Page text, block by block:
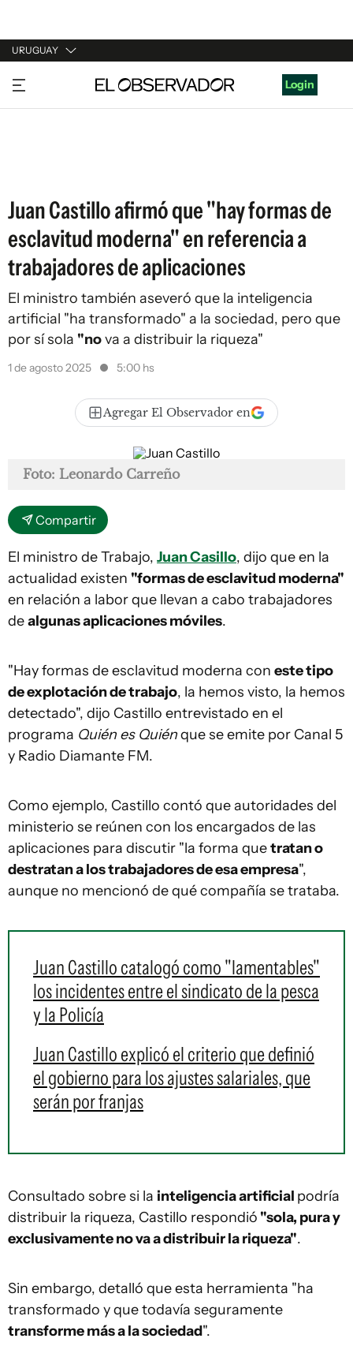
URUGUAY
URUGUAY
ARGENTINA
Login
Juan Castillo afirmó que "hay formas de
esclavitud moderna" en referencia a
trabajadores de aplicaciones
El ministro también aseveró que la inteligencia
artificial "ha transformado" a la sociedad, pero que
por sí sola "nova a distribuir la riqueza"
1 de agosto 2025 5:00 hs
Agregar El Observador en
Foto: Leonardo Carreño
Compartir
El ministro de Trabajo, Juan Casillo, dijo que en la
actualidad existen "formas de esclavitud moderna"
en relación a labor que llevan a cabo trabajadores
dealgunas aplicaciones móviles.
"Hay formas de esclavitud moderna con este tipo
de explotación de trabajo, la hemos visto, la hemos
detectado", dijo Castillo entrevistado en el
programa Quién es Quiénque se emite por Canal 5
y Radio Diamante FM.
Como ejemplo, Castillo contó que autoridades del
ministerio se reúnen con los encargados de las
aplicaciones para discutir "la forma quetratan o
destratan a los trabajadores de esa empresa",
aunque no mencionó de qué compañía se trataba.
Juan Castillo catalogó como "lamentables"
los incidentes entre el sindicato de la pesca
y la Policía
Juan Castillo explicó el criterio que definió
el gobierno para los ajustes salariales, que
serán por franjas
Consultado sobre si la inteligencia artificial podría
distribuir la riqueza, Castillo respondió "sola, pura y
exclusivamente no va a distribuir la riqueza".
Sin embargo, detalló que esta herramienta "ha
transformado y que todavía seguramente
transforme más a la sociedad".